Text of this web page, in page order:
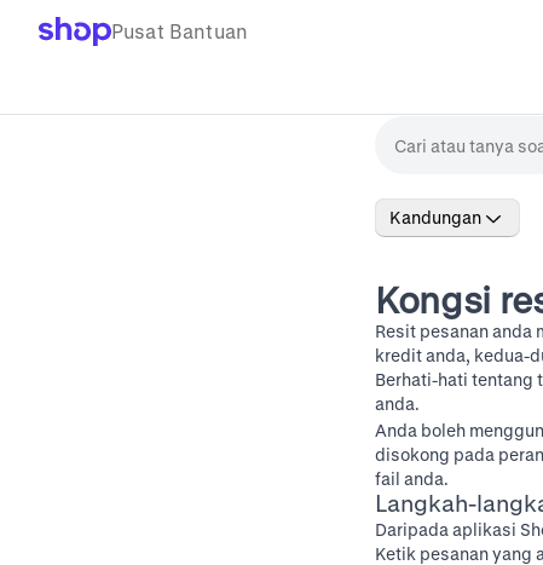
Pusat Bantuan
Kandungan
Kongsi
Resit pesanan anda
kredit anda, kedua-
Berhati-hati tentang
anda.
Anda boleh
disokong pada
fail anda.
Langkah-
Daripada aplikasi
Ketik pesanan yang